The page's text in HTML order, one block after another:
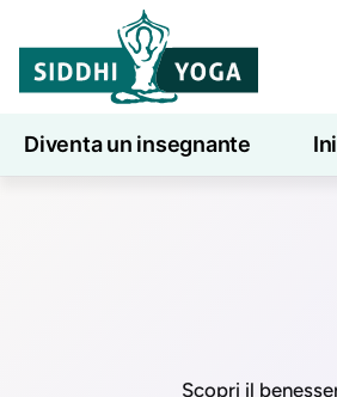
Diventa un insegnante
Scopri il